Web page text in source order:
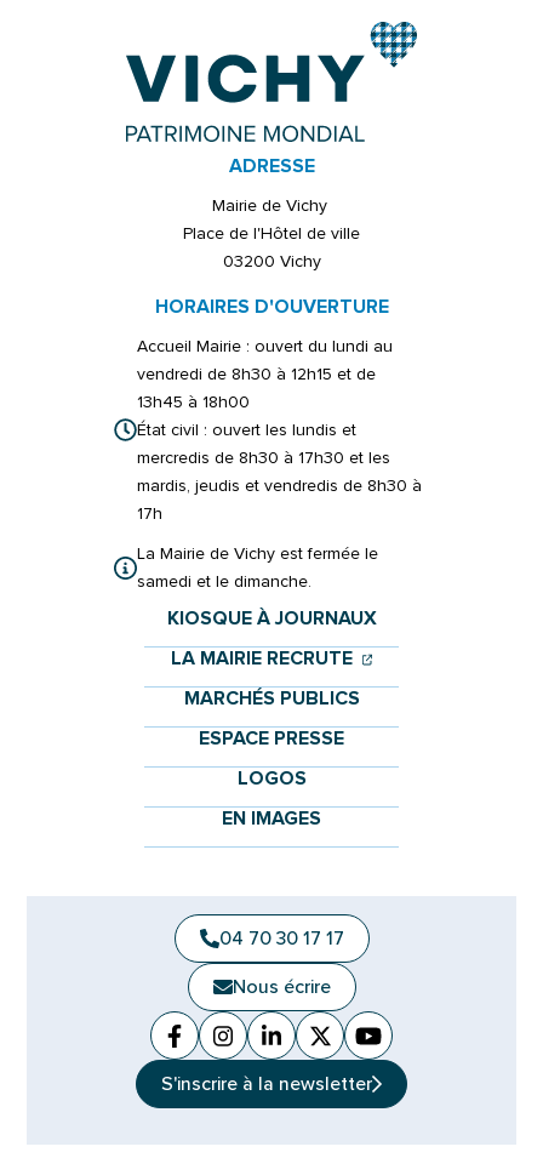
ADRESSE
Mairie de Vichy
Place de l'Hôtel de ville
03200 Vichy
HORAIRES D'OUVERTURE
Accueil Mairie : ouvert du lundi au
vendredi de 8h30 à 12h15 et de
13h45 à 18h00
État civil : ouvert les lundis et
mercredis de 8h30 à 17h30 et les
mardis, jeudis et vendredis de 8h30 à
17h
La Mairie de Vichy est fermée le
samedi et le dimanche.
KIOSQUE À JOURNAUX
LA MAIRIE RECRUTE (OUVERTURE
(OUVERTURE
MARCHÉS PUBLICS
ESPACE PRESSE
LOGOS
EN IMAGES
04 70 30 17 17
Nous écrire
Facebook
(ouverture dans un nouvel onglet)
Instagram
(ouverture dans un nouvel
Linkedin
(ouverture dans un nouvel
X (Twitter)
(ouverture dans un
YouTube
(ouverture dans
S'inscrire à la newsletter